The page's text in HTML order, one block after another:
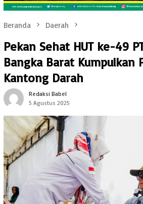
Beranda Daerah
Pekan Sehat HUT ke-49
Bangka Barat Kumpulkan
Kantong Darah
Redaksi Babel
5 Agustus 2025